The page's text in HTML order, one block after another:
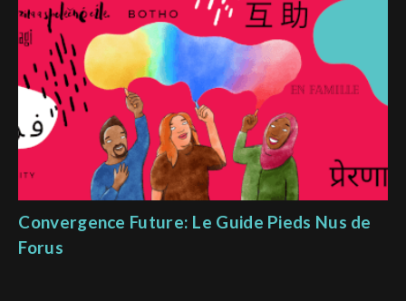
Convergence Future: Le Guide Pieds Nus de
Forus